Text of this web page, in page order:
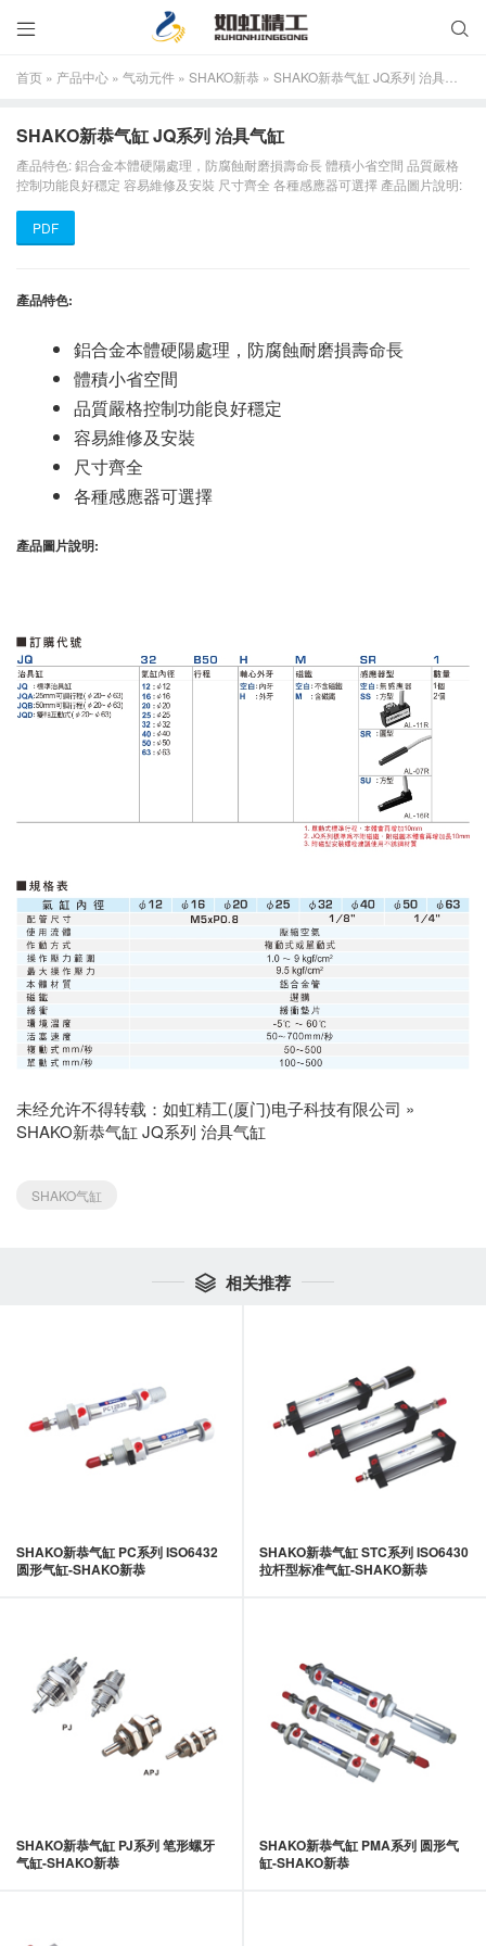


首页 » 产品中心 » 气动元件 » SHAKO新恭 » SHAKO新恭气缸 JQ系列 治具气缸
SHAKO新恭气缸 JQ系列 治具气缸
產品特色: 鋁合金本體硬陽處理，防腐蝕耐磨損壽命長 體積小省空間 品質嚴格
控制功能良好穩定 容易維修及安裝 尺寸齊全 各種感應器可選擇 產品圖片說明:
PDF
產品特色:
鋁合金本體硬陽處理，防腐蝕耐磨損壽命長
體積小省空間
品質嚴格控制功能良好穩定
容易維修及安裝
尺寸齊全
各種感應器可選擇
產品圖片說明:
未经允许不得转载： 如虹精工(厦门)电子科技有限公司 »
SHAKO新恭气缸 JQ系列 治具气缸
SHAKO气缸
 相关推荐
SHAKO新恭气缸 PC系列 ISO6432
圆形气缸-SHAKO新恭
SHAKO新恭气缸 STC系列 ISO6430
拉杆型标准气缸-SHAKO新恭
SHAKO新恭气缸 PJ系列 笔形螺牙
气缸-SHAKO新恭
SHAKO新恭气缸 PMA系列 圆形气
缸-SHAKO新恭